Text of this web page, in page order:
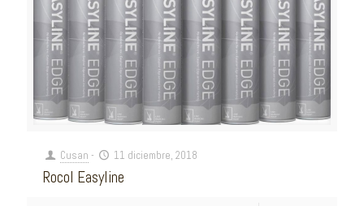
Cusan - 11 diciembre, 2018
Rocol Easyline